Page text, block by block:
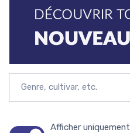
Afficher uniquement